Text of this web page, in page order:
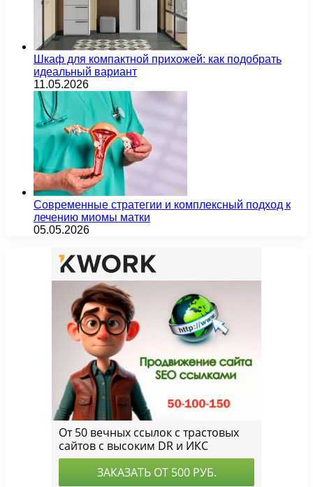
Шкаф для компактной прихожей: как подобрать
идеальный вариант
11.05.2026
Современные стратегии и комплексный подход к
лечению миомы матки
05.05.2026